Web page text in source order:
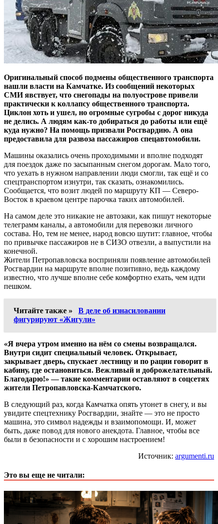
Оригинальный способ подмены общественного транспорта
нашли власти на Камчатке. Из сообщений некоторых
СМИ явствует, что снегопады на полуострове привели
практически к коллапсу общественного транспорта.
Циклон хоть и ушел, но огромные сугробы с дорог никуда
не делись. А людям как-то добираться до работы или ещё
куда нужно? На помощь призвали Росгвардию. А она
предоставила для развоза пассажиров спецавтомобили.
Машины оказались очень проходимыми и вполне подходят
для поездок даже по засыпанным снегом дорогам. Мало того,
что уехать в нужном направлении люди смогли, так ещё и со
спецтранспортом изнутри, так сказать, ознакомились.
Сообщается, что возит людей по маршруту КП — Северо-
Восток в краевом центре парочка таких автомобилей.
На самом деле это никакие не автозаки, как пишут некоторые
телеграмм каналы, а автомобили для перевозки личного
состава. Но, тем не менее, народ вовсю шутит: главное, чтобы
по привычке пассажиров не в СИЗО отвезли, а выпустили на
конечной.
Жители Петропавловска восприняли появление автомобилей
Росгвардии на маршруте вполне позитивно, ведь каждому
известно, что лучше вполне себе комфортно ехать, чем идти
пешком.
Читайте также »
В деле об изнасиловании
фигурируют «Жигули»
«Я вчера утром именно на нём со смены возвращался.
Внутри сидит специальный человек. Открывает,
закрывает дверь, спускает лестницу и по рации говорит в
кабину, где остановиться. Вежливый и доброжелательный.
Благодарю!» — такие комментарии оставляют в соцсетях
жители Петропавловска-Камчатского.
В следующий раз, когда Камчатка опять утонет в снегу, и вы
увидите спецтехнику Росгвардии, знайте — это не просто
машина, это символ надежды и взаимопомощи. И, может
быть, даже повод для нового анекдота. Главное, чтобы все
были в безопасности и с хорошим настроением!
Источник: argumenti.ru
Это вы еще не читали: